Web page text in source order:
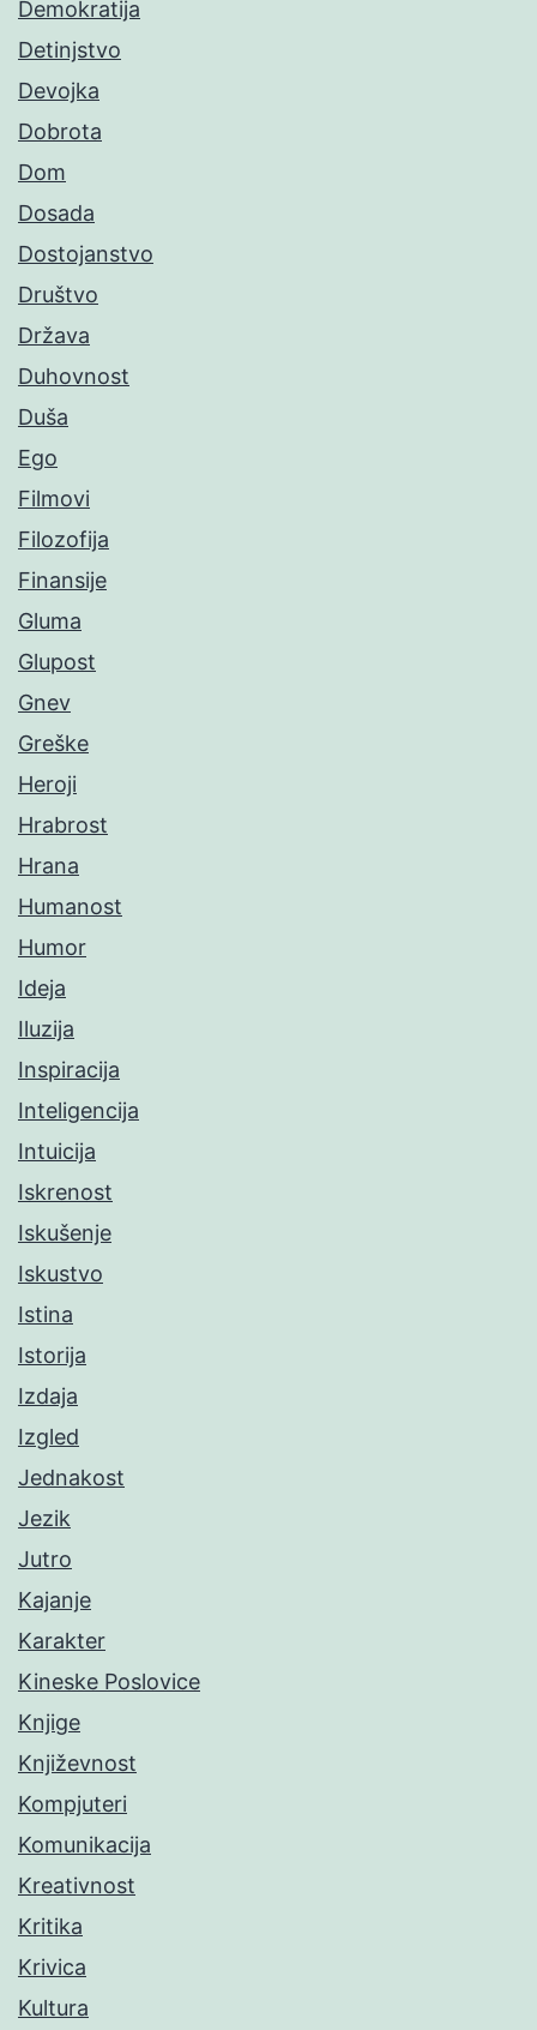
Demokratija
Detinjstvo
Devojka
Dobrota
Dom
Dosada
Dostojanstvo
Društvo
Država
Duhovnost
Duša
Ego
Filmovi
Filozofija
Finansije
Gluma
Glupost
Gnev
Greške
Heroji
Hrabrost
Hrana
Humanost
Humor
Ideja
Iluzija
Inspiracija
Inteligencija
Intuicija
Iskrenost
Iskušenje
Iskustvo
Istina
Istorija
Izdaja
Izgled
Jednakost
Jezik
Jutro
Kajanje
Karakter
Kineske Poslovice
Knjige
Književnost
Kompjuteri
Komunikacija
Kreativnost
Kritika
Krivica
Kultura